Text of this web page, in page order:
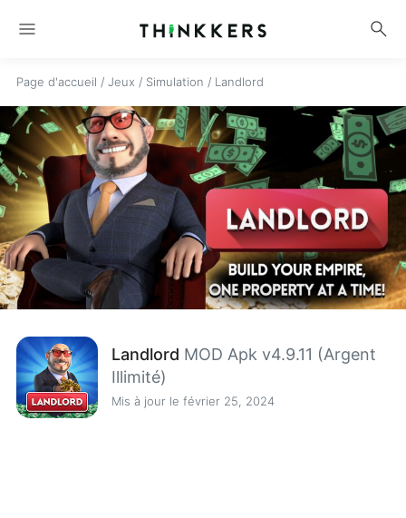
menu search
Page d'accueil / Jeux / Simulation / Landlord
Landlord MOD Apk v4.9.11 (Argent
Illimité)
Mis à jour le février 25, 2024